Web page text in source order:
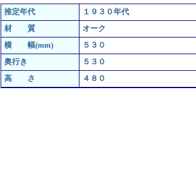
推定年代
１９３０年代
材 質
オーク
横 幅(mm)
５３０
奥行き
５３０
高 さ
４８０